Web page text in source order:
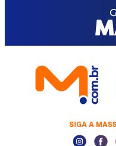
SIGA A